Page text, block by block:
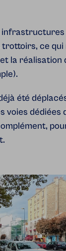
ce
la réalisation
été
dédiées